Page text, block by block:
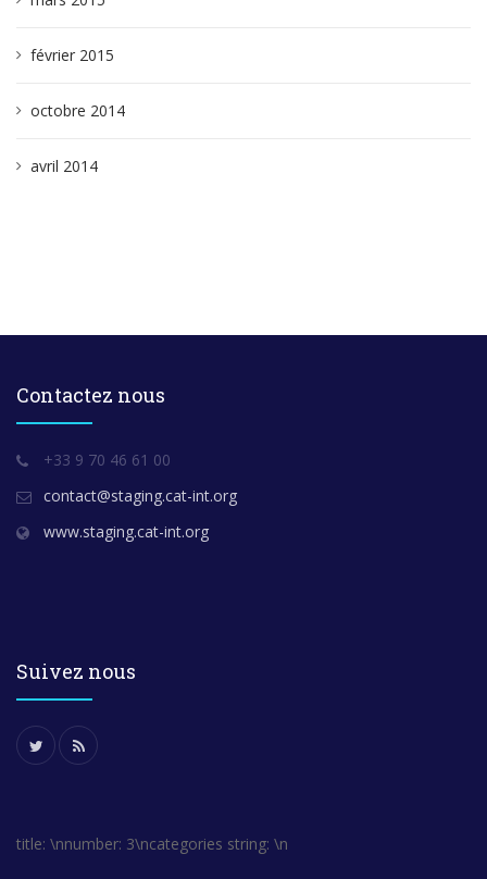
février 2015
octobre 2014
avril 2014
Contactez nous
+33 9 70 46 61 00
contact@staging.cat-int.org
www.staging.cat-int.org
Suivez nous
title: \nnumber: 3\ncategories string: \n